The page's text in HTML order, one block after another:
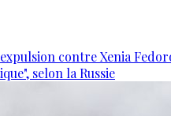
contre Xenia
selon la Russie